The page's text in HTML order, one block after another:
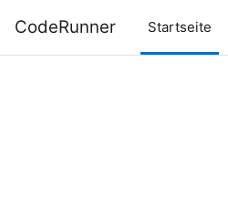
CodeRunner Startseite